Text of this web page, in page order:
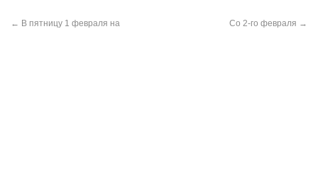
← В пятницу 1 февраля на Со 2-го февраля →